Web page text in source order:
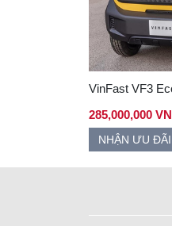
VinFast VF3
285,000,000
NHẬN ƯU ĐÃI